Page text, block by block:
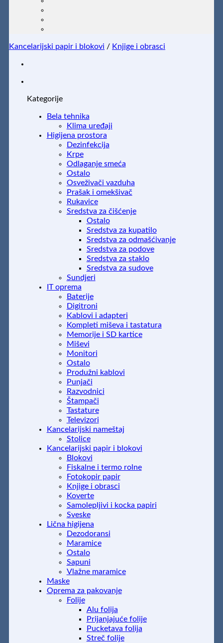
Kancelarijski papir i blokovi / Knjige i obrasci
Kategorije
Bela tehnika
Klima uređaji
Higijena prostora
Dezinfekcija
Krpe
Odlaganje smeća
Ostalo
Osveživači vazduha
Prašak i omekšivač
Rukavice
Sredstva za čišćenje
Ostalo
Sredstva za kupatilo
Sredstva za odmašćivanje
Sredstva za podove
Sredstva za staklo
Sredstva za sudove
Sundjeri
IT oprema
Baterije
Digitroni
Kablovi i adapteri
Kompleti miševa i tastatura
Memorije i SD kartice
Miševi
Monitori
Ostalo
Produžni kablovi
Punjači
Razvodnici
Štampači
Tastature
Televizori
Kancelarijski nameštaj
Stolice
Kancelarijski papir i blokovi
Blokovi
Fiskalne i termo rolne
Fotokopir papir
Knjige i obrasci
Koverte
Samolepljivi i kocka papiri
Sveske
Lična higijena
Dezodoransi
Maramice
Ostalo
Sapuni
Vlažne maramice
Maske
Oprema za pakovanje
Folije
Alu folija
Prijanjajuće folije
Pucketava folija
Streč folije